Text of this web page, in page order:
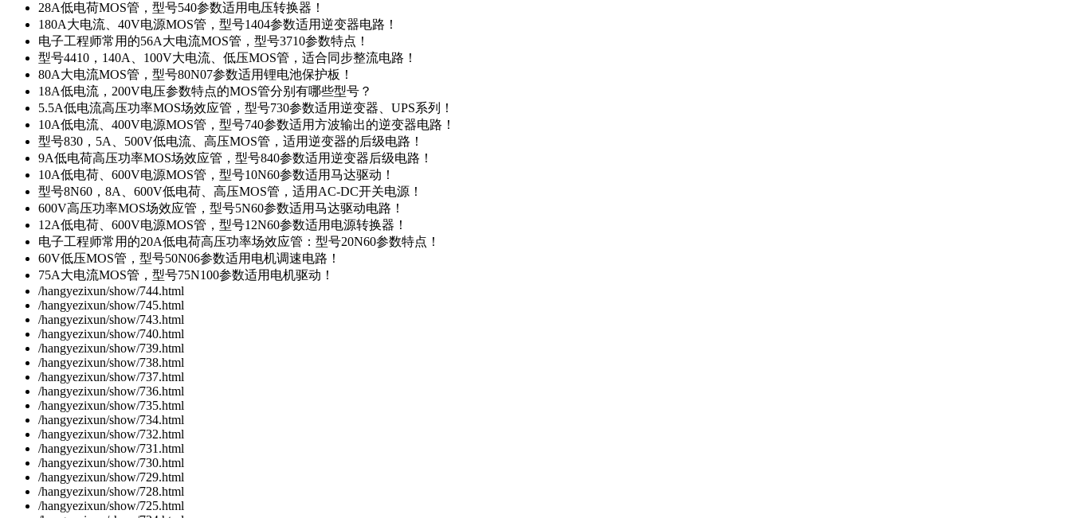
28A低电荷MOS管，型号540参数适用电压转换器！
180A大电流、40V电源MOS管，型号1404参数适用逆变器电路！
电子工程师常用的56A大电流MOS管，型号3710参数特点！
型号4410，140A、100V大电流、低压MOS管，适合同步整流电路！
80A大电流MOS管，型号80N07参数适用锂电池保护板！
18A低电流，200V电压参数特点的MOS管分别有哪些型号？
5.5A低电流高压功率MOS场效应管，型号730参数适用逆变器、UPS系列！
10A低电流、400V电源MOS管，型号740参数适用方波输出的逆变器电路！
型号830，5A、500V低电流、高压MOS管，适用逆变器的后级电路！
9A低电荷高压功率MOS场效应管，型号840参数适用逆变器后级电路！
10A低电荷、600V电源MOS管，型号10N60参数适用马达驱动！
型号8N60，8A、600V低电荷、高压MOS管，适用AC-DC开关电源！
600V高压功率MOS场效应管，型号5N60参数适用马达驱动电路！
12A低电荷、600V电源MOS管，型号12N60参数适用电源转换器！
电子工程师常用的20A低电荷高压功率场效应管：型号20N60参数特点！
60V低压MOS管，型号50N06参数适用电机调速电路！
75A大电流MOS管，型号75N100参数适用电机驱动！
/hangyezixun/show/744.html
/hangyezixun/show/745.html
/hangyezixun/show/743.html
/hangyezixun/show/740.html
/hangyezixun/show/739.html
/hangyezixun/show/738.html
/hangyezixun/show/737.html
/hangyezixun/show/736.html
/hangyezixun/show/735.html
/hangyezixun/show/734.html
/hangyezixun/show/732.html
/hangyezixun/show/731.html
/hangyezixun/show/730.html
/hangyezixun/show/729.html
/hangyezixun/show/728.html
/hangyezixun/show/725.html